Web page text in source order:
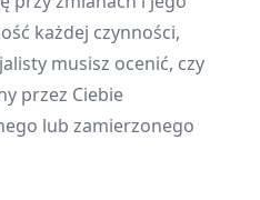
każdej czynności,
musisz ocenić, czy
przez Ciebie
lub zamierzonego